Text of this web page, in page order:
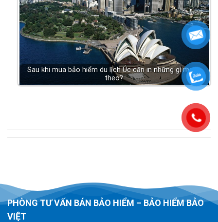
Sau khi mua bảo hiểm du lịch Úc cần in những gì mang
theo?
PHÒNG TƯ VẤN BÁN BẢO HIỂM – BẢO HIỂM BẢO
VIỆT